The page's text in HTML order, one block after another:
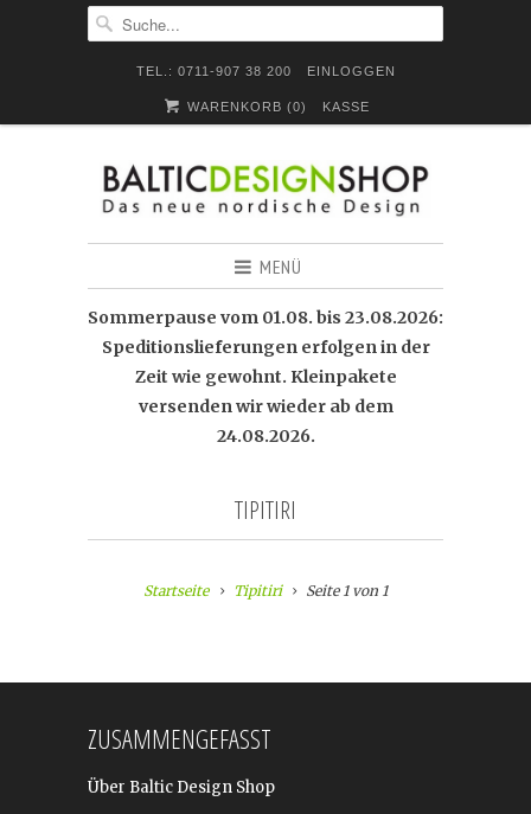
TEL.: 0711-907 38 200 EINLOGGEN
WARENKORB (0) KASSE
MENÜ
Sommerpause vom 01.08. bis 23.08.2026:
Speditionslieferungen erfolgen in der
Zeit wie gewohnt. Kleinpakete
versenden wir wieder ab dem
24.08.2026.
TIPITIRI
Startseite Tipitiri Seite 1 von 1
ZUSAMMENGEFASST
Über Baltic Design Shop